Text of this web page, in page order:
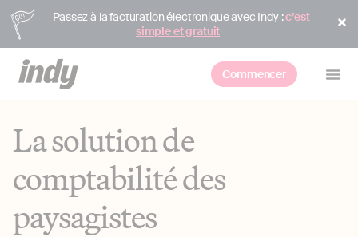
Passez à la facturation électronique avec Indy :c’est
simple et gratuit
Commencer
La solution de
comptabilité des
paysagistes